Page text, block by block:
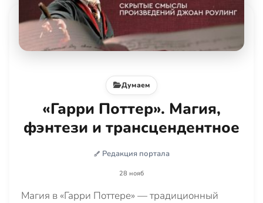
Думаем
«Гарри Поттер». Магия,
фэнтези и трансцендентное
Редакция портала
28 нояб
Магия в «Гарри Поттере» — традиционный